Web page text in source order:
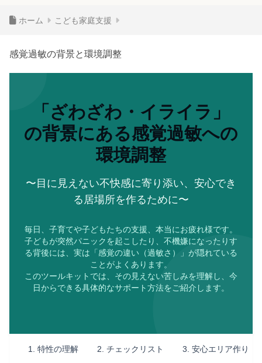
ホーム こども家庭支援
感覚過敏の背景と環境調整
「ざわざわ・イライラ」
の背景にある感覚過敏への
環境調整
〜目に見えない不快感に寄り添い、安心でき
る居場所を作るために〜
毎日、子育てや子どもたちの支援、本当にお疲れ様です。
子どもが突然パニックを起こしたり、不機嫌になったりす
る背後には、実は「感覚の違い（過敏さ）」が隠れている
ことがよくあります。
このツールキットでは、その見えない苦しみを理解し、今
日からできる具体的なサポート方法をご紹介します。
1. 特性の理解 2. チェックリスト 3. 安心エリア作り